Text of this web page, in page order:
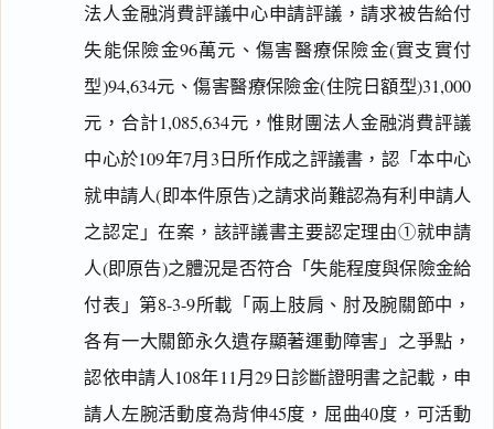
法人金融消費評議中心申請評議，請求被告給付
失能保險金96萬元、傷害醫療保險金(實支實付
型)94,634元、傷害醫療保險金(住院日額型)31,000
元，合計1,085,634元，惟財團法人金融消費評議
中心於109年7月3日所作成之評議書，認「本中心
就申請人(即本件原告)之請求尚難認為有利申請人
之認定」在案，該評議書主要認定理由①就申請
人(即原告)之體況是否符合「失能程度與保險金給
付表」第8-3-9所載「兩上肢肩、肘及腕關節中，
各有一大關節永久遺存顯著運動障害」之爭點，
認依申請人108年11月29日診斷證明書之記載，申
請人左腕活動度為背伸45度，屈曲40度，可活動